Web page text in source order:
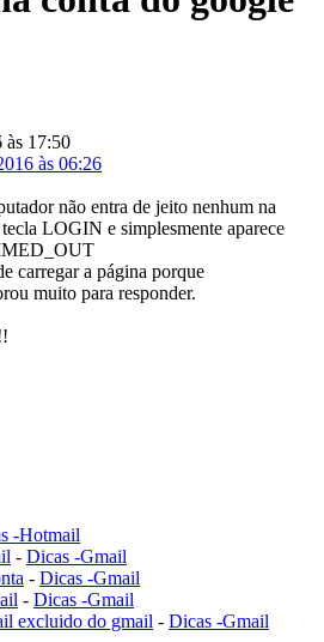
às 17:50
às 06:26
não entra de jeito nenhum na
LOGIN e simplesmente aparece
carregar a página porque
muito para responder.
-Hotmail
- Dicas -Gmail
- Dicas -Gmail
- Dicas -Gmail
excluido do gmail - Dicas -Gmail